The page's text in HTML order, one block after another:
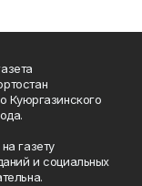
Куюргазинского
газету
и социальных